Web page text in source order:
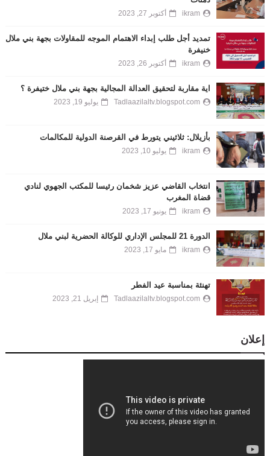
ikram أكتوبر 27, 2023
تمديد أجل طلب إبداء الاهتمام الموجه للمقاولات بجهة بني ملال
خنيفرة
ikram أكتوبر 26, 2023
اية مقاربة لتحقيق العدالة المجالية بجهة بني ملال ختيفرة ؟
Tadlaazilaltv.blogspot.com يوليو 19, 2023
بأزيلال: ثلاثيني يتورط في القرصنة الدولية للمكالمات
ikram يوليو 10, 2023
انتخاب القاضي عزيز شخمان رئيسا للمكتب الجهوي لنادي
قضاة المغرب
ikram يونيو 17, 2023
الدورة 21 للمجلس الإداري للوكالة الحضرية لبني ملال
ikram مايو 17, 2023
تهنئة بمناسبة عيد الفطر
Tadlaazilaltv.blogspot.com إبريل 21, 2023
إعلان